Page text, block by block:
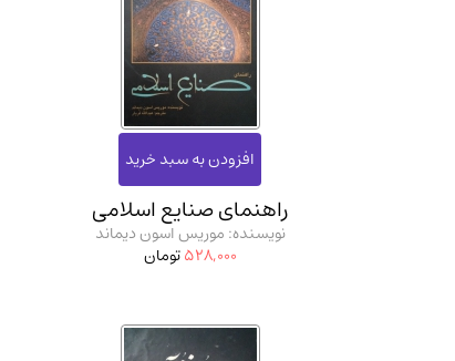
راهنمای صنایع اسلامی
نویسنده: موریس اسون دیماند
528,000تومان